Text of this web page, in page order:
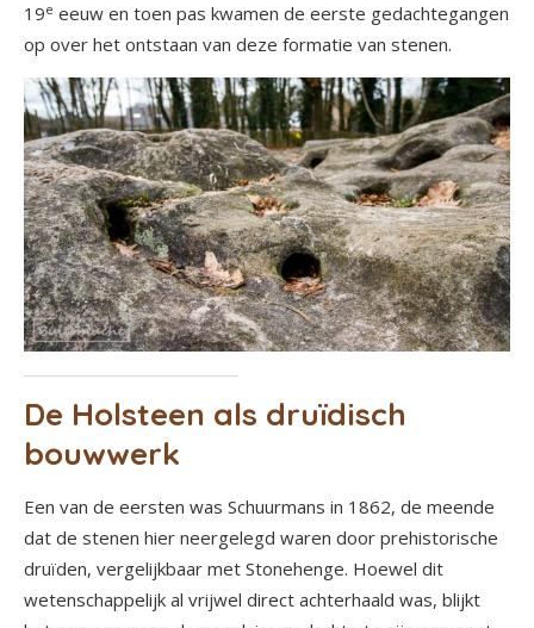
19e eeuw en toen pas kwamen de eerste gedachtegangen
op over het ontstaan van deze formatie van stenen.
De Holsteen als druïdisch
bouwwerk
Een van de eersten was Schuurmans in 1862, de meende
dat de stenen hier neergelegd waren door prehistorische
druïden, vergelijkbaar met Stonehenge. Hoewel dit
wetenschappelijk al vrijwel direct achterhaald was, blijkt